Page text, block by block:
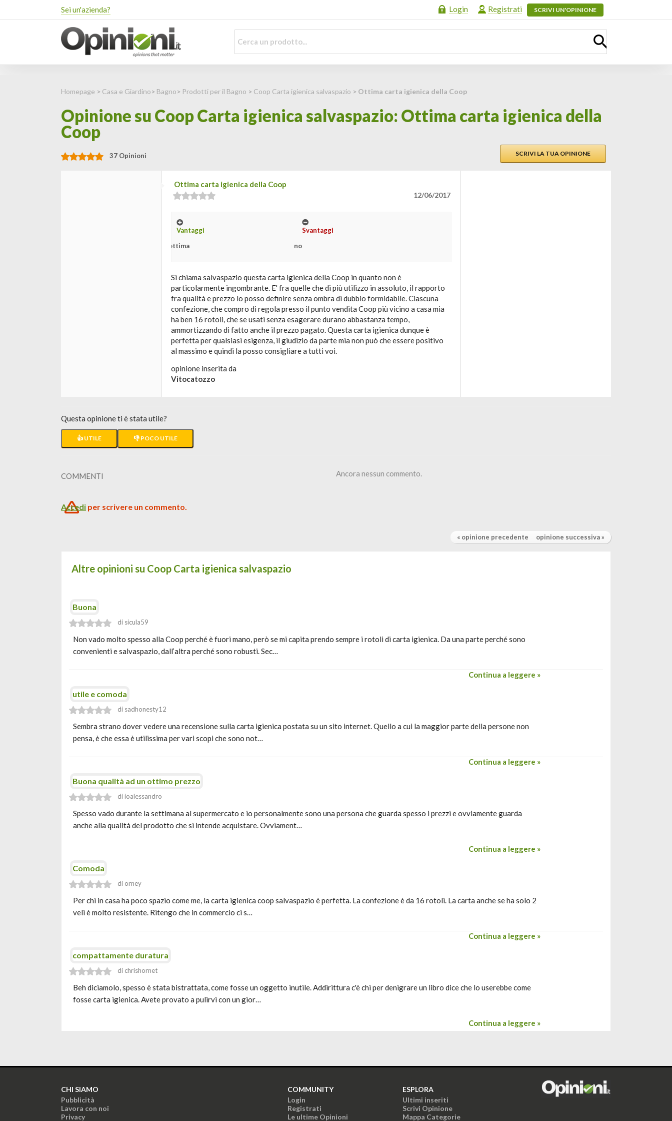
Sei un'azienda? Login Registrati SCRIVI UN'OPINIONE
Homepage > Casa e Giardino> Bagno> Prodotti per il Bagno > Coop Carta igienica salvaspazio > Ottima carta igienica della Coop
Opinione su Coop Carta igienica salvaspazio: Ottima carta igienica della
Coop
37 Opinioni SCRIVI LA TUA OPINIONE
Ottima carta igienica della Coop
12/06/2017
Vantaggi
ottima
Svantaggi
no
Si chiama salvaspazio questa carta igienica della Coop in quanto non è
particolarmente ingombrante. E' fra quelle che di più utilizzo in assoluto, il rapporto
fra qualità e prezzo lo posso definire senza ombra di dubbio formidabile. Ciascuna
confezione, che compro di regola presso il punto vendita Coop più vicino a casa mia
ha ben 16 rotoli, che se usati senza esagerare durano abbastanza tempo,
ammortizzando di fatto anche il prezzo pagato. Questa carta igienica dunque è
perfetta per qualsiasi esigenza, il giudizio da parte mia non può che essere positivo
al massimo e quindi la posso consigliare a tutti voi.
opinione inserita da
Vitocatozzo
Questa opinione ti è stata utile?
👍 UTILE 👎 POCO UTILE
COMMENTI Ancora nessun commento.
Accedi per scrivere un commento.
« opinione precedente opinione successiva »
Altre opinioni su Coop Carta igienica salvaspazio
Buona
di sicula59
Non vado molto spesso alla Coop perché è fuori mano, però se mi capita prendo sempre i rotoli di carta igienica. Da una parte perché sono
convenienti e salvaspazio, dall’altra perché sono robusti. Sec…
Continua a leggere »
utile e comoda
di sadhonesty12
Sembra strano dover vedere una recensione sulla carta igienica postata su un sito internet. Quello a cui la maggior parte della persone non
pensa, è che essa è utilissima per vari scopi che sono not…
Continua a leggere »
Buona qualità ad un ottimo prezzo
di ioalessandro
Spesso vado durante la settimana al supermercato e io personalmente sono una persona che guarda spesso i prezzi e ovviamente guarda
anche alla qualità del prodotto che si intende acquistare. Ovviament…
Continua a leggere »
Comoda
di orney
Per chi in casa ha poco spazio come me, la carta igienica coop salvaspazio è perfetta. La confezione è da 16 rotoli. La carta anche se ha solo 2
veli è molto resistente. Ritengo che in commercio ci s…
Continua a leggere »
compattamente duratura
di chrishornet
Beh diciamolo, spesso è stata bistrattata, come fosse un oggetto inutile. Addirittura c'è chi per denigrare un libro dice che lo userebbe come
fosse carta igienica. Avete provato a pulirvi con un gior…
Continua a leggere »
CHI SIAMO
Pubblicità
Lavora con noi
Privacy
COMMUNITY
Login
Registrati
Le ultime Opinioni
ESPLORA
Ultimi inseriti
Scrivi Opinione
Mappa Categorie